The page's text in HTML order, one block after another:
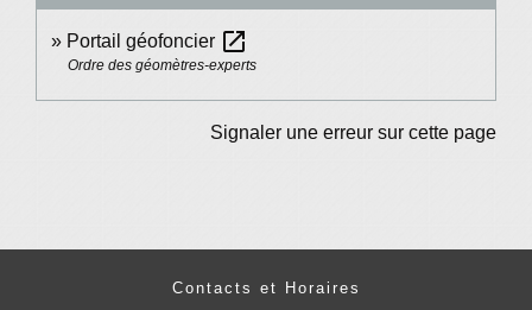
Portail géofoncier open_in_new
Ordre des géomètres-experts
Signaler une erreur sur cette page
Contacts et Horaires